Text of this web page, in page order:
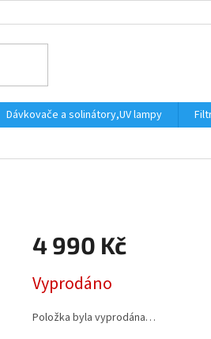
Dávkovače a solinátory,UV lampy
4 990 Kč
cena:
Vyprodáno
Položka byla vyprodána…